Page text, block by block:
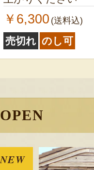
￥6,300 (送料込)
売切れ のし可
NEW